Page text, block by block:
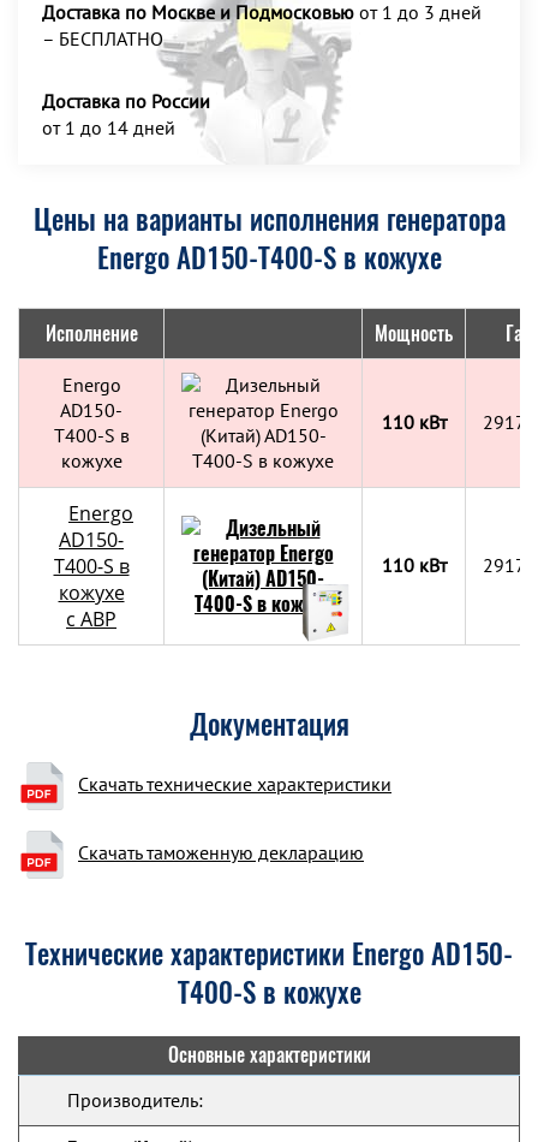
Доставка по Москве и Подмосковью от 1 до 3 дней
– БЕСПЛАТНО
Доставка по России
от 1 до 14 дней
Цены на варианты исполнения генератора
Energo AD150-T400-S в кожухе
Исполнение Мощность
Energo
AD150-
T400-S в
кожухе
110 кВт
Energo
AD150-
T400-S в
кожухе
с АВР
110 кВт
Документация
Скачать технические характеристики
Скачать таможенную декларацию
Технические характеристики Energo AD150-
T400-S в кожухе
Основные характеристики
Производитель: